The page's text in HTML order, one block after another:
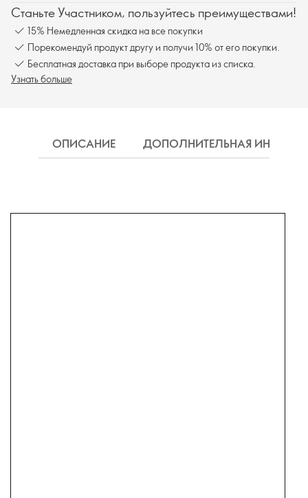
Станьте Участником, пользуйтесь преимуществами!
15% Немедленная скидка на все покупки
Порекомендуй продукт другу и получи 10% от его покупки.
Бесплатная доставка при выборе продукта из списка.
Узнать больше
ОПИСАНИЕ ДОПОЛНИТЕЛЬНАЯ